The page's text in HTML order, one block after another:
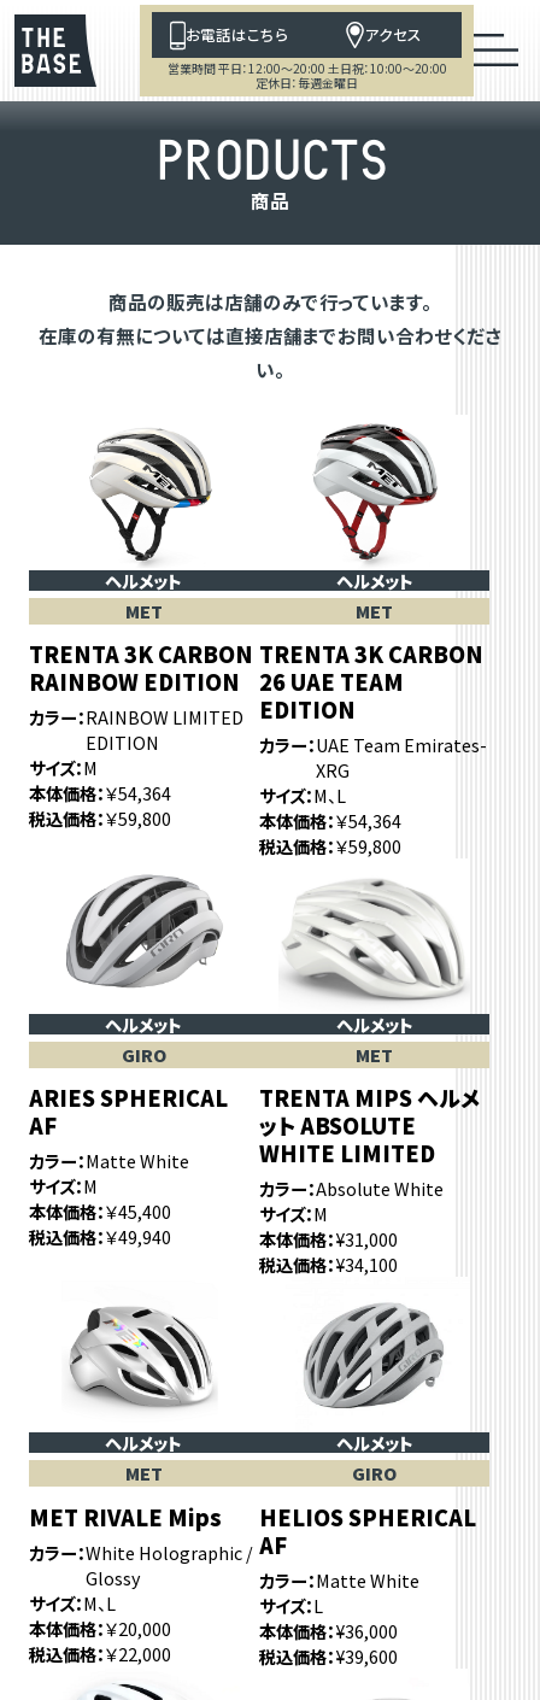
お電話はこちら アクセス
営業時間 平日：12:00～20:00 土日祝：10:00～20:00
定休日：毎週金曜日
PRODUCTS
商品
商品の販売は店舗のみで行っています。
在庫の有無については直接店舗までお問い合わせくださ
い。
ヘルメット
MET
TRENTA 3K CARBON
RAINBOW EDITION
カラー RAINBOW LIMITED
EDITION
サイズ M
本体価格 ￥54,364
税込価格 ￥59,800
ヘルメット
MET
TRENTA 3K CARBON
26 UAE TEAM
EDITION
カラー UAE Team Emirates-
XRG
サイズ M、L
本体価格 ￥54,364
税込価格 ￥59,800
ヘルメット
GIRO
ARIES SPHERICAL
AF
カラー Matte White
サイズ M
本体価格 ￥45,400
税込価格 ￥49,940
ヘルメット
MET
TRENTA MIPS ヘルメ
ット ABSOLUTE
WHITE LIMITED
カラー Absolute White
サイズ M
本体価格 ¥31,000
税込価格 ¥34,100
ヘルメット
MET
MET RIVALE Mips
カラー White Holographic /
Glossy
サイズ M、L
本体価格 ￥20,000
税込価格 ￥22,000
ヘルメット
GIRO
HELIOS SPHERICAL
AF
カラー Matte White
サイズ L
本体価格 ¥36,000
税込価格 ¥39,600